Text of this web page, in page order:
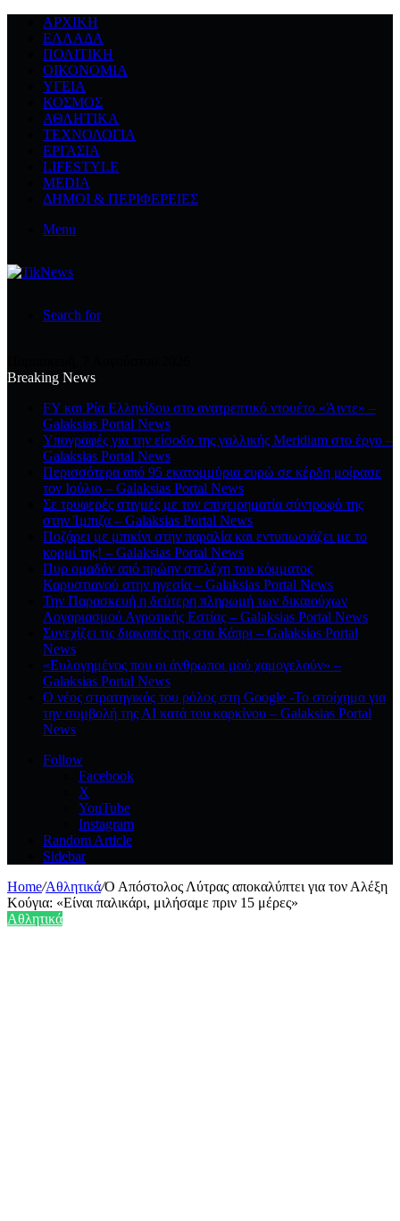
ΑΡΧΙΚΉ
ΕΛΛΆΔΑ
ΠΟΛΙΤΙΚΉ
ΟΙΚΟΝΟΜΊΑ
ΥΓΕΊΑ
ΚΌΣΜΟΣ
ΑΘΛΗΤΙΚΆ
ΤΕΧΝΟΛΟΓΙΆ
ΕΡΓΑΣΊΑ
LIFESTYLE
MEDIA
ΔΉΜΟΙ & ΠΕΡΙΦΈΡΕΙΕΣ
Menu
Search for
Breaking News
FY και Ρία Ελληνίδου στο ανατρεπτικό ντουέτο «Άιντε» –
Galaksias Portal News
Υπογραφές για την είσοδο της γαλλικής Meridiam στο έργο –
Galaksias Portal News
Περισσότερα από 95 εκατομμύρια ευρώ σε κέρδη μοίρασε
τον Ιούλιο – Galaksias Portal News
Σε τρυφερές στιγμές με τον επιχειρηματία σύντροφό της
στην Ίμπιζα – Galaksias Portal News
Ποζάρει με μπικίνι στην παραλία και εντυπωσιάζει με το
κορμί της! – Galaksias Portal News
Πυρ ομαδόν από πρώην στελέχη του κόμματος
Καρυστιανού στην ηγεσία – Galaksias Portal News
Την Παρασκευή η δεύτερη πληρωμή των δικαιούχων
Λογαριασμού Αγροτικής Εστίας – Galaksias Portal News
Συνεχίζει τις διακοπές της στο Κάπρι – Galaksias Portal
News
«Ευλογημένος που οι άνθρωποι μού χαμογελούν» –
Galaksias Portal News
O νέος στρατηγικός του ρόλος στη Google -Το στοίχημα για
την συμβολή της ΑΙ κατά του καρκίνου – Galaksias Portal
News
Follow
Facebook
X
YouTube
Instagram
Random Article
Sidebar
Home/Αθλητικά/Ο Απόστολος Λύτρας αποκαλύπτει για τον Αλέξη
Κούγια: «Είναι παλικάρι, μιλήσαμε πριν 15 μέρες»
Αθλητικά